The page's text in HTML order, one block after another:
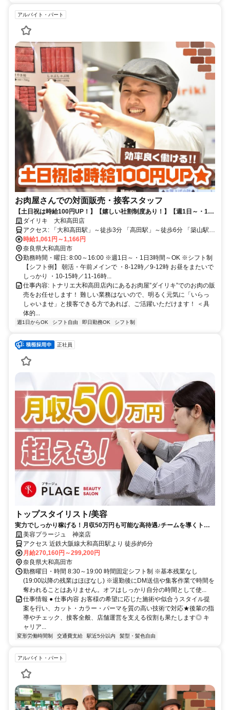
アルバイト・パート
お肉屋さんでの対面販売・接客スタッフ
【土日祝は時給100円UP！】【嬉しい社割制度あり！】【週1日～・1日
3ｈ～OK！】平日のみ/土日祝のみもOK♪WワークもOK♪
ダイリキ 大和高田店
アクセス: 「大和高田駅」～徒歩3分 「高田駅」～徒歩6分 「築山駅」
～徒歩17分
時給1,061円～1,166円
奈良県大和高田市
勤務時間・曜日: 8:00～16:00 ※週1日～・1日3時間～OK ※シフト制
【シフト例】 朝活・午前メインで ・8-12時／9-12時 お昼をまたいで
しっかり ・10-15時／11-16時...
仕事内容: トナリエ大和高田店内にあるお肉屋”ダイリキ”でのお肉の販
売をお任せします！ 難しい業務はないので、明るく元気に「いらっ
しゃいませ」と接客できる方であれば、ご活躍いただけます！ ＜具
体的...
週1日からOK シフト自由 即日勤務OK シフト制
正社員
トップスタイリスト/美容
実力でしっかり稼げる！月収50万円も可能な高待遇♪チームを導くトッ
プスタイリスト！
美容プラージュ 神楽店
アクセス 近鉄大阪線大和高田駅より 徒歩約6分
月給270,160円～299,200円
奈良県大和高田市
勤務曜日・時間 8:30～19:00 時間固定シフト制 ※基本残業なし
(19:00以降の残業はほぼなし) ※退勤後にDM送信や集客作業で時間を
奪われることはありません。オフはしっかり自分の時間として使...
仕事情報 ● 仕事内容 お客様の希望に応じた施術や似合うスタイル提
案を行い、カット・カラー・パーマを質の高い技術で対応★後輩の指
導やチェック、接客全般、店舗運営を支える役割も果たします◎ キ
ャリア...
変形労働時間制 交通費支給 駅近5分以内 髪型・髪色自由
アルバイト・パート